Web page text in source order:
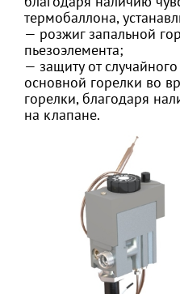
термобаллона,
— розжиг запальной
пьезоэлемента;
— защиту от
основной горелки во
горелки, благодаря
на клапане.